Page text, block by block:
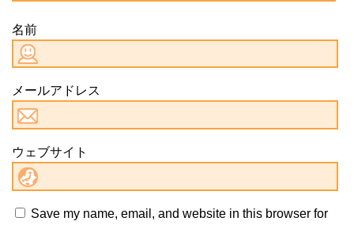
名前
メールアドレス
ウェブサイト
Save my name, email, and website in this browser for